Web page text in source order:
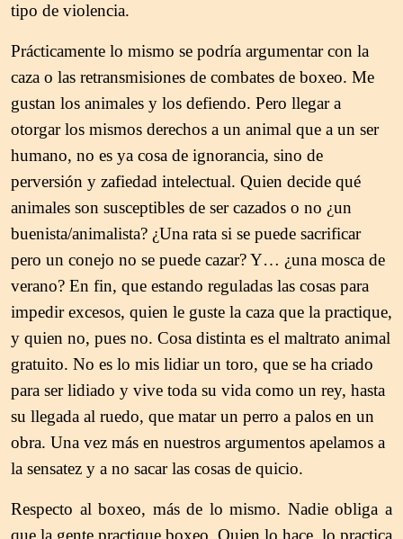
tipo de violencia.
Prácticamente lo mismo se podría argumentar con la
caza o las retransmisiones de combates de boxeo. Me
gustan los animales y los defiendo. Pero llegar a
otorgar los mismos derechos a un animal que a un ser
humano, no es ya cosa de ignorancia, sino de
perversión y zafiedad intelectual. Quien decide qué
animales son susceptibles de ser cazados o no ¿un
buenista/animalista? ¿Una rata si se puede sacrificar
pero un conejo no se puede cazar? Y… ¿una mosca de
verano? En fin, que estando reguladas las cosas para
impedir excesos, quien le guste la caza que la practique,
y quien no, pues no. Cosa distinta es el maltrato animal
gratuito. No es lo mis lidiar un toro, que se ha criado
para ser lidiado y vive toda su vida como un rey, hasta
su llegada al ruedo, que matar un perro a palos en un
obra. Una vez más en nuestros argumentos apelamos a
la sensatez y a no sacar las cosas de quicio.
Respecto al boxeo, más de lo mismo. Nadie obliga a
que la gente practique boxeo. Quien lo hace, lo practica